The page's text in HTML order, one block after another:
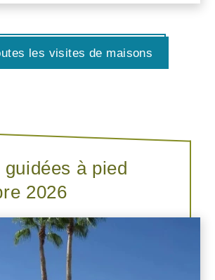
les visites de maisons
à pied
2026